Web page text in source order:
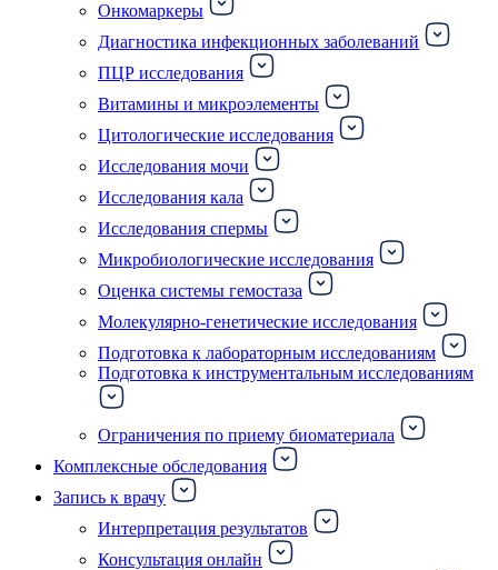
Онкомаркеры
Диагностика инфекционных заболеваний
ПЦР исследования
Витамины и микроэлементы
Цитологические исследования
Исследования мочи
Исследования кала
Исследования спермы
Микробиологические исследования
Оценка системы гемостаза
Молекулярно-генетические исследования
Подготовка к лабораторным исследованиям
Подготовка к инструментальным исследованиям
Ограничения по приему биоматериала
Комплексные обследования
Запись к врачу
Интерпретация результатов
Консультация онлайн